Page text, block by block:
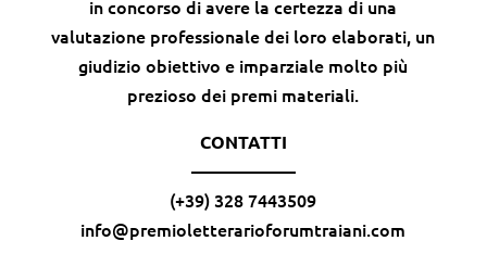
in concorso di avere la certezza di una
valutazione professionale dei loro elaborati, un
giudizio obiettivo e imparziale molto più
prezioso dei premi materiali.
CONTATTI
——————
(+39) 328 7443509
info@premioletterarioforumtraiani.com